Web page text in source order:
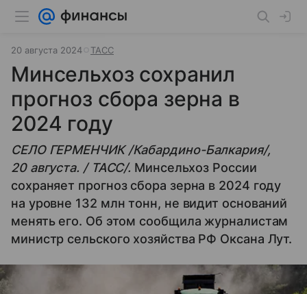
20 августа 2024 ТАСС
Минсельхоз сохранил
прогноз сбора зерна в
2024 году
СЕЛО ГЕРМЕНЧИК /Кабардино-Балкария/,
20 августа. / ТАСС/. Минсельхоз России
сохраняет прогноз сбора зерна в 2024 году
на уровне 132 млн тонн, не видит оснований
менять его. Об этом сообщила журналистам
министр сельского хозяйства РФ Оксана Лут.